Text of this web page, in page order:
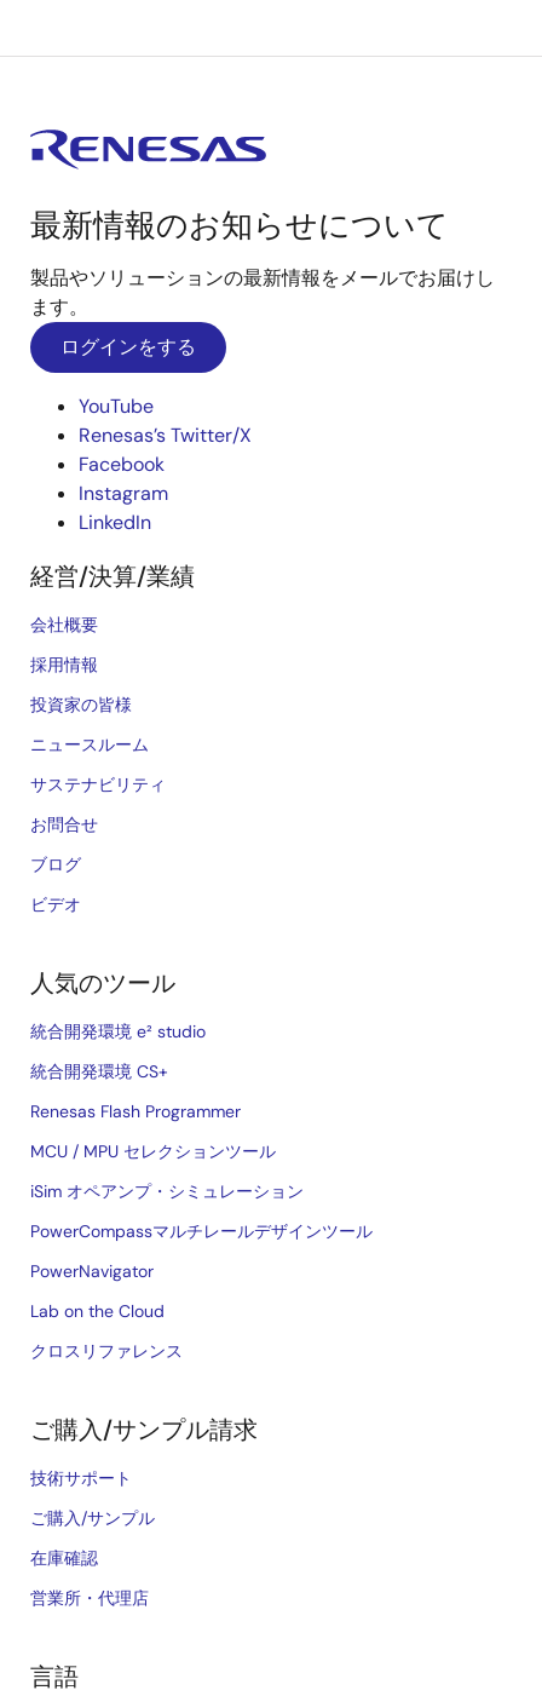
最新情報のお知らせについて
製品やソリューションの最新情報をメールでお届けし
ます。
ログインをする
YouTube
Renesas’s Twitter/X
Facebook
Instagram
LinkedIn
経営/決算/業績
会社概要
採用情報
投資家の皆様
ニュースルーム
サステナビリティ
お問合せ
ブログ
ビデオ
人気のツール
統合開発環境 e² studio
統合開発環境 CS+
Renesas Flash Programmer
MCU / MPU セレクションツール
iSim オペアンプ・シミュレーション
PowerCompassマルチレールデザインツール
PowerNavigator
Lab on the Cloud
クロスリファレンス
ご購入/サンプル請求
技術サポート
ご購入/サンプル
在庫確認
営業所・代理店
言語